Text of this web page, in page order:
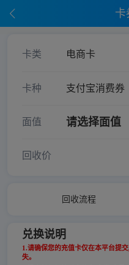
卡
卡类 电商卡
卡种 支付宝消费券
面值 请选择面值
回收价
回收流程
兑换说明
1.请确保您的充值卡仅在本平台提
失。